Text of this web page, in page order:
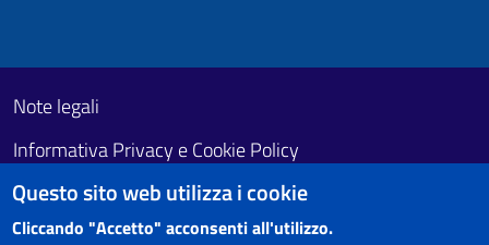
Footer First
Useful links section
Note legali
Informativa Privacy e Cookie Policy
Obiettivi di accessibilità
Questo sito web utilizza i cookie
Cliccando "Accetto" acconsenti all'utilizzo.